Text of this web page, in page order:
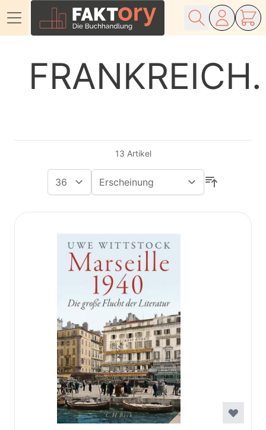
FRANKREICH
13 Artikel